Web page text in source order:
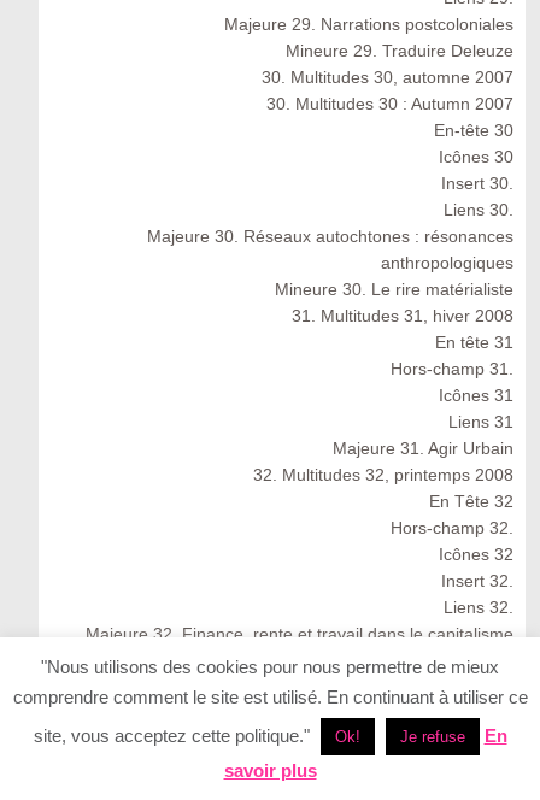
Majeure 29. Narrations postcoloniales
Mineure 29. Traduire Deleuze
30. Multitudes 30, automne 2007
30. Multitudes 30 : Autumn 2007
En-tête 30
Icônes 30
Insert 30.
Liens 30.
Majeure 30. Réseaux autochtones : résonances
anthropologiques
Mineure 30. Le rire matérialiste
31. Multitudes 31, hiver 2008
En tête 31
Hors-champ 31.
Icônes 31
Liens 31
Majeure 31. Agir Urbain
32. Multitudes 32, printemps 2008
En Tête 32
Hors-champ 32.
Icônes 32
Insert 32.
Liens 32.
Majeure 32. Finance, rente et travail dans le capitalisme
cognitif
Multitudes 32 : Spring 2008
33. Multitudes 33 : Summer 2008
"Nous utilisons des cookies pour nous permettre de mieux
comprendre comment le site est utilisé. En continuant à utiliser ce
site, vous acceptez cette politique."
Ok! Je refuse
En
savoir plus